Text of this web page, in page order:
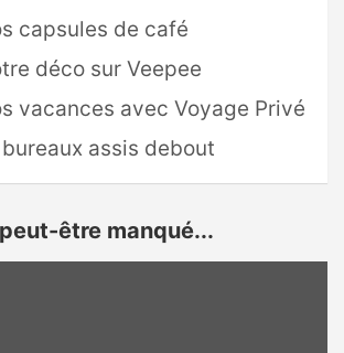
capsules de café
déco sur Veepee
vacances avec Voyage Privé
assis debout
être manqué...